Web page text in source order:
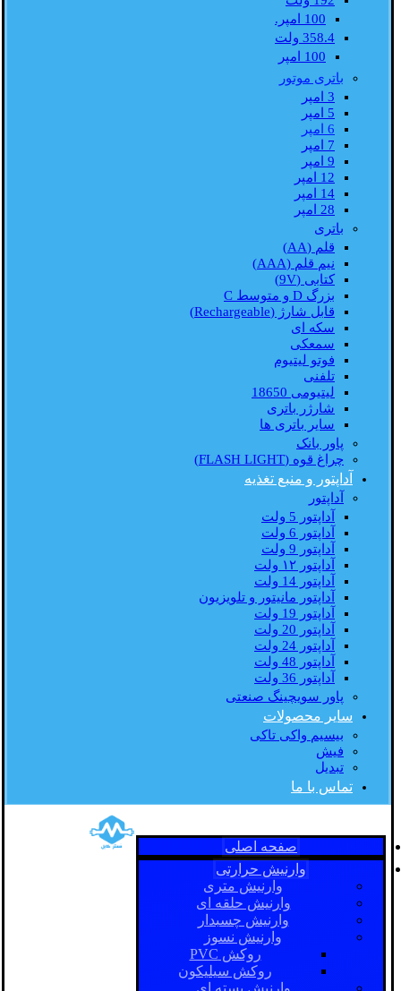
100 امپر.
358.4 ولت
100 امپر
باتری موتور
3 امپر
5 امپر
6 امپر
7 امپر
9 امپر
12 امپر
14 امپر
28 امپر
باتری
قلم (AA)
نیم قلم (AAA)
کتابی (9V)
بزرگ D و متوسط C
قابل شارژ (Rechargeable)
سکه ای
سمعکی
فوتو لیتیوم
تلفنی
لیتیومی 18650
شارژر باتری
سایر باتری ها
پاور بانک
چراغ قوه (FLASH LIGHT)
آداپتور و منبع تغذیه
آداپتور
آداپتور 5 ولت
آداپتور 6 ولت
آداپتور 9 ولت
آداپتور ۱۲ ولت
آداپتور 14 ولت
آداپتور مانیتور و تلویزیون
آداپتور 19 ولت
آداپتور 20 ولت
آداپتور 24 ولت
آداپتور 48 ولت
آداپتور 36 ولت
پاور سویچینگ صنعتی
سایر محصولات
بیسیم واکی تاکی
فیش
تبدیل
تماس با ما
صفحه اصلی
وارنیش حرارتی
وارنیش متری
وارنیش حلقه ای
وارنیش چسبدار
وارنیش نسوز
روکش PVC
روکش سیلیکون
وارنیش بسته ای